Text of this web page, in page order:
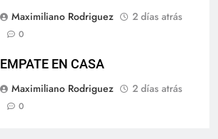
Maximiliano Rodriguez
2 días atrás
0
EMPATE EN CASA
Maximiliano Rodriguez
2 días atrás
0